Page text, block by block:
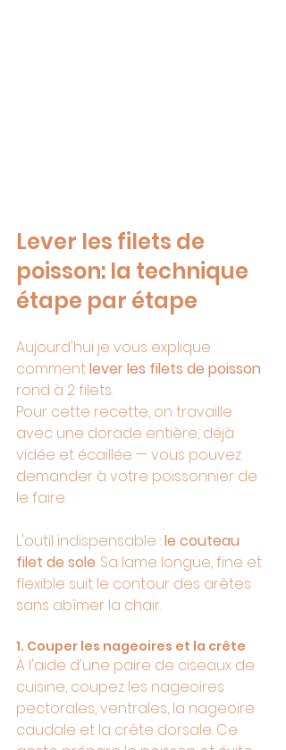
Lever les filets de
poisson: la technique
étape par étape
Aujourd'hui je vous explique
comment lever les filets de poisson
rond à 2 filets.
Pour cette recette, on travaille
avec une dorade entière, déjà
vidée et écaillée — vous pouvez
demander à votre poissonnier de
le faire.
L'outil indispensable : le couteau
filet de sole. Sa lame longue, fine et
flexible suit le contour des arêtes
sans abîmer la chair.
1. Couper les nageoires et la crête
À l'aide d'une paire de ciseaux de
cuisine, coupez les nageoires
pectorales, ventrales, la nageoire
caudale et la crête dorsale. Ce